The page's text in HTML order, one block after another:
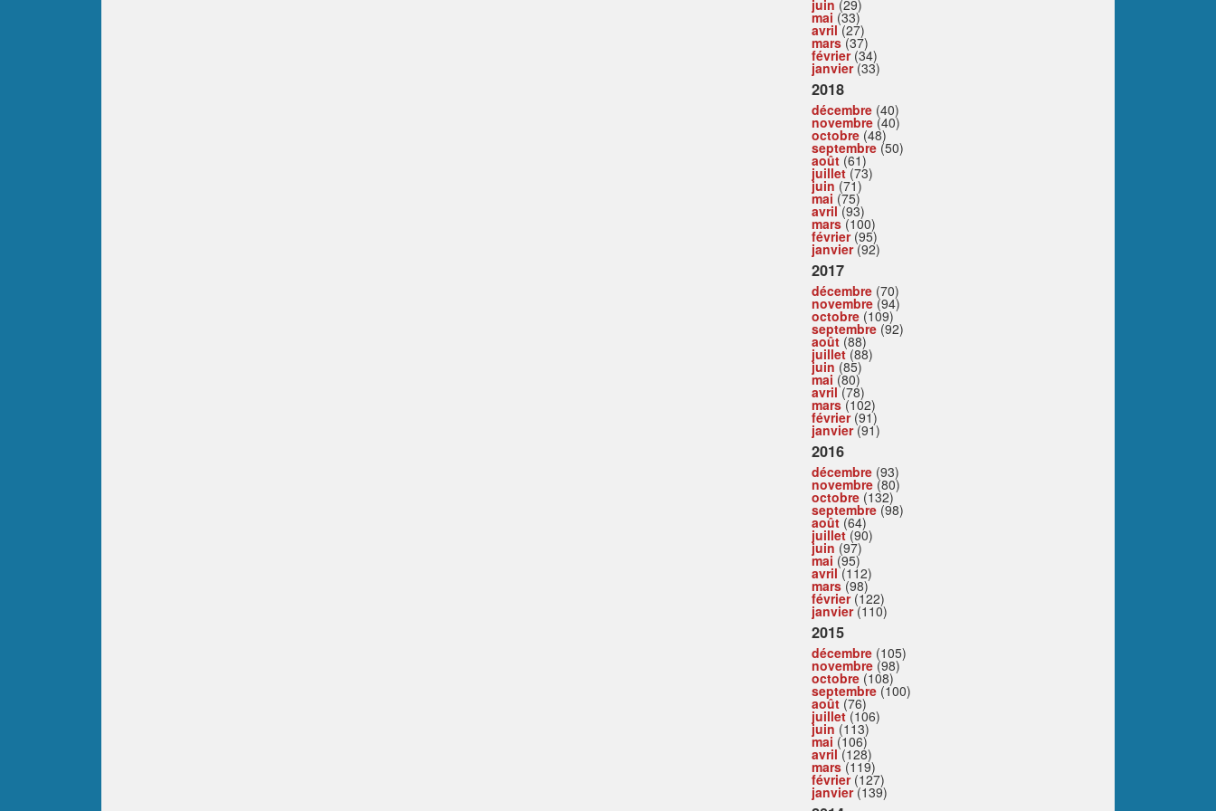
juin (29)
mai (33)
avril(27)
mars(37)
février(34)
janvier(33)
2018
décembre (40)
novembre (40)
octobre (48)
septembre (50)
août (61)
juillet(73)
juin (71)
mai (75)
avril(93)
mars(100)
février(95)
janvier(92)
2017
décembre (70)
novembre (94)
octobre (109)
septembre (92)
août (88)
juillet(88)
juin (85)
mai (80)
avril(78)
mars(102)
février(91)
janvier(91)
2016
décembre (93)
novembre (80)
octobre (132)
septembre (98)
août (64)
juillet(90)
juin (97)
mai (95)
avril(112)
mars(98)
février(122)
janvier(110)
2015
décembre (105)
novembre (98)
octobre (108)
septembre (100)
août (76)
juillet(106)
juin (113)
mai (106)
avril(128)
mars(119)
février(127)
janvier(139)